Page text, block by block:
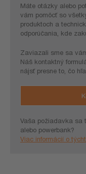
Máte otázky alebo
vám pomôcť so
produktoch a
odporúčania, kde
Zaviazali sme sa
Náš kontaktný
nájsť presne to, čo
Vaša požiadavka sa
alebo powerbank?
Viac informácií o